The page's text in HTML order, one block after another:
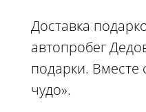
Доставка
автопробег
подарки. Вместе
чудо».